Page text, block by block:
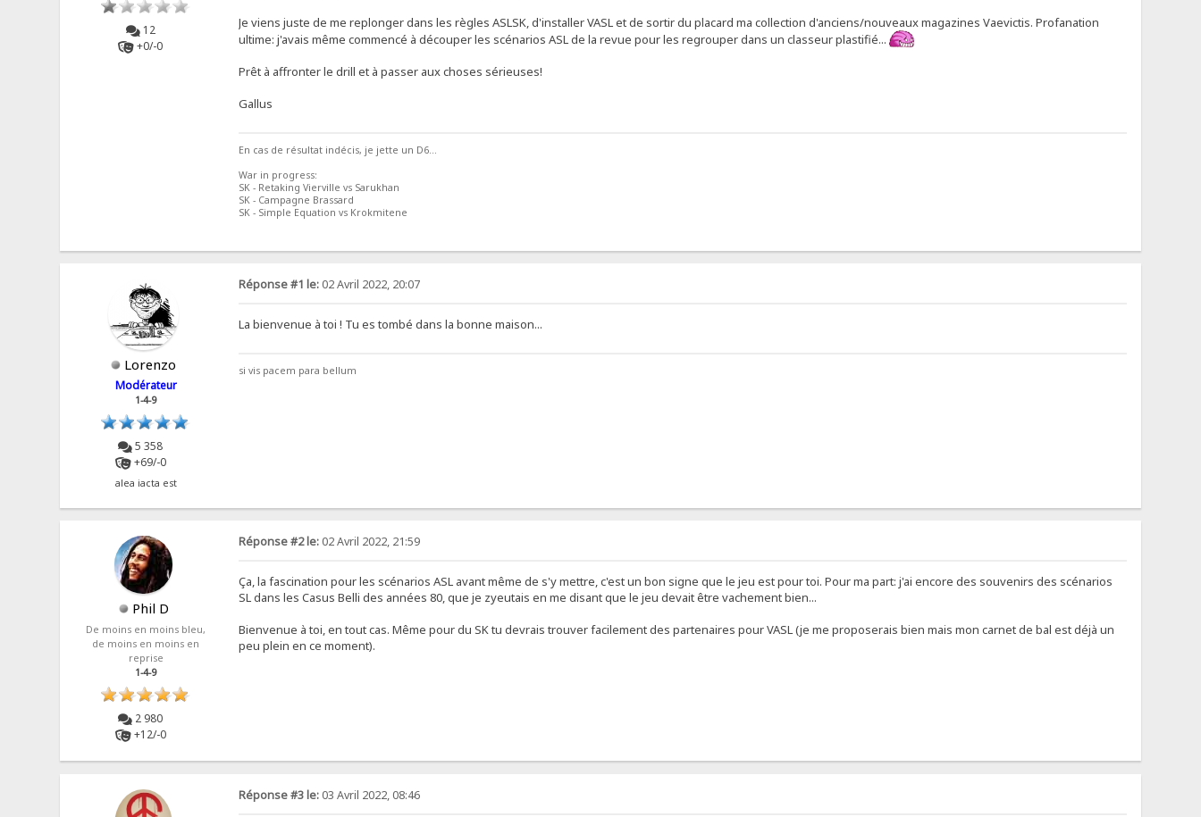
12
+0/-0
Je viens juste de me replonger dans les règles ASLSK, d'installer VASL et de sortir du placard ma collection d'anciens/nouveaux magazines Vaevictis. Profanation
ultime: j'avais même commencé à découper les scénarios ASL de la revue pour les regrouper dans un classeur plastifié...
Prêt à affronter le drill et à passer aux choses sérieuses!
Gallus
En cas de résultat indécis, je jette un D6...
War in progress:
SK - Retaking Vierville vs Sarukhan
SK - Campagne Brassard
SK - Simple Equation vs Krokmitene
Lorenzo
Modérateur
1-4-9
5 358
+69/-0
alea iacta est
Réponse #1 le:02 Avril 2022, 20:07
La bienvenue à toi ! Tu es tombé dans la bonne maison...
si vis pacem para bellum
Phil D
De moins en moins bleu,
de moins en moins en
reprise
1-4-9
2 980
+12/-0
Réponse #2 le:02 Avril 2022, 21:59
Ça, la fascination pour les scénarios ASL avant même de s'y mettre, c'est un bon signe que le jeu est pour toi. Pour ma part: j'ai encore des souvenirs des scénarios
SL dans les Casus Belli des années 80, que je zyeutais en me disant que le jeu devait être vachement bien...
Bienvenue à toi, en tout cas. Même pour du SK tu devrais trouver facilement des partenaires pour VASL (je me proposerais bien mais mon carnet de bal est déjà un
peu plein en ce moment).
Réponse #3 le:03 Avril 2022, 08:46